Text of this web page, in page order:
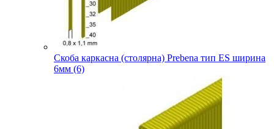
Скоба каркасна (столярна) Prebena тип ES ширина
6мм (6)